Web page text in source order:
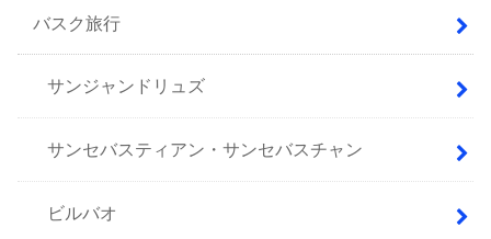
バスク旅行
サンジャンドリュズ
サンセバスティアン・サンセバスチャン
ビルバオ